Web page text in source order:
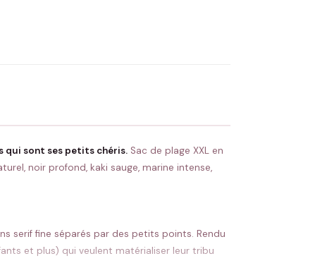
qui sont ses petits chéris. Sac de plage XXL en
noir profond, kaki sauge, marine intense,
serif fine séparés par des petits points. Rendu
et plus) qui veulent matérialiser leur tribu